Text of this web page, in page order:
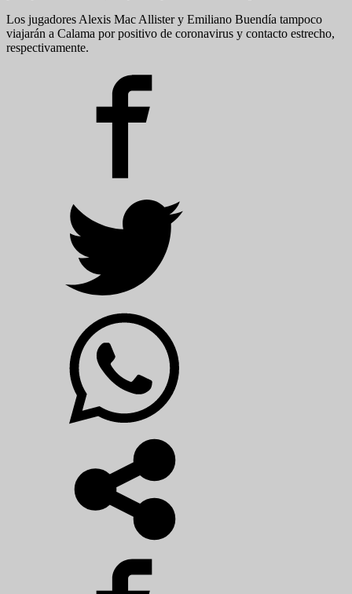
Los jugadores Alexis Mac Allister y Emiliano Buendía tampoco
viajarán a Calama por positivo de coronavirus y contacto estrecho,
respectivamente.